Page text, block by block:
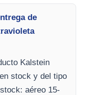
de
Kalstein
stock y del tipo
aéreo 15-